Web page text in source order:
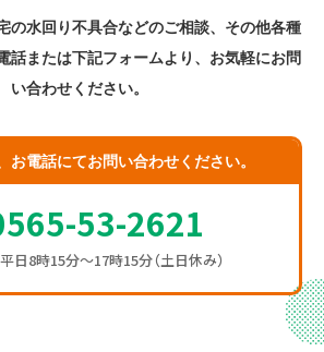
の水回り不具合などのご相談、その他各種
話または下記フォームより、お気軽にお問
い合わせください。
お電話にてお問い合わせください。
53-2621
日8時15分〜17時15分（土日休み）